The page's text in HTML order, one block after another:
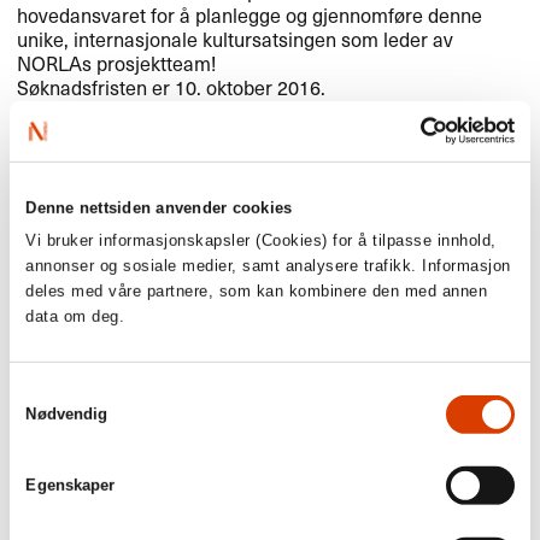
Denne nettsiden anvender cookies
Vi bruker informasjonskapsler (Cookies) for å tilpasse innhold,
annonser og sosiale medier, samt analysere trafikk. Informasjon
deles med våre partnere, som kan kombinere den med annen
data om deg.
Nødvendig
Egenskaper
hovedansvaret for å planlegge og gjennomføre denne
unike, internasjonale kultursatsingen som leder av
NORLAs prosjektteam!
Søknadsfristen er 10. oktober 2016.
Les utlysningen
bokmessen i Leipzig 2015.
(Foto: Per Øystein Roland)